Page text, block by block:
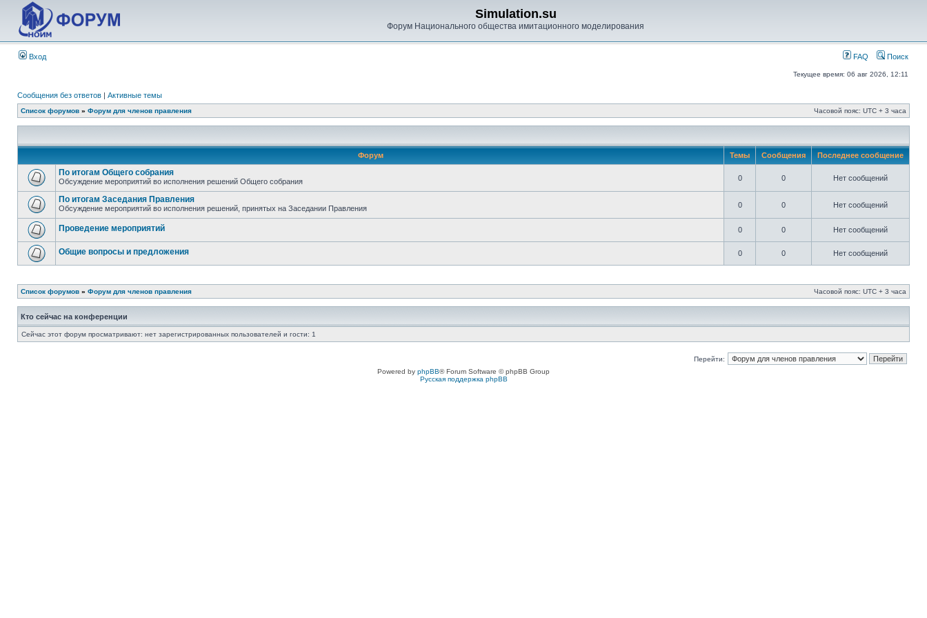
Simulation.su
Форум Национального общества имитационного моделирования
Вход FAQ Поиск
Текущее время: 06 авг 2026, 12:11
Сообщения без ответов | Активные темы
Список форумов » Форум для членов правления Часовой пояс: UTC + 3 часа
Форум Темы Сообщения Последнее сообщение
По итогам Общего собрания
Обсуждение мероприятий во исполнения решений Общего собрания 0 0 Нет сообщений
По итогам Заседания Правления
Обсуждение мероприятий во исполнения решений, принятых на Заседании Правления 0 0 Нет сообщений
Проведение мероприятий 0 0 Нет сообщений
Общие вопросы и предложения 0 0 Нет сообщений
Список форумов » Форум для членов правления Часовой пояс: UTC + 3 часа
Кто сейчас на конференции
Сейчас этот форум просматривают: нет зарегистрированных пользователей и гости: 1
Перейти:
Powered by phpBB® Forum Software © phpBB Group
Русская поддержка phpBB